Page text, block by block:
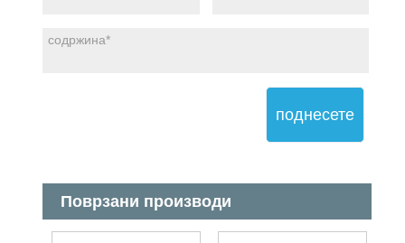
поднесете
Поврзани производи